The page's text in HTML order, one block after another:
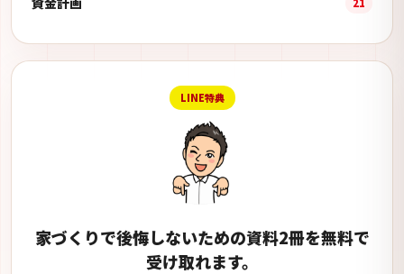
LINE特典
家づくりで後悔しないための資料2冊を無料で
受け取れます。